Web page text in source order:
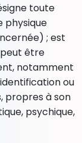
toute
physique
; est
être
notamment
ou
propres à son
psychique,